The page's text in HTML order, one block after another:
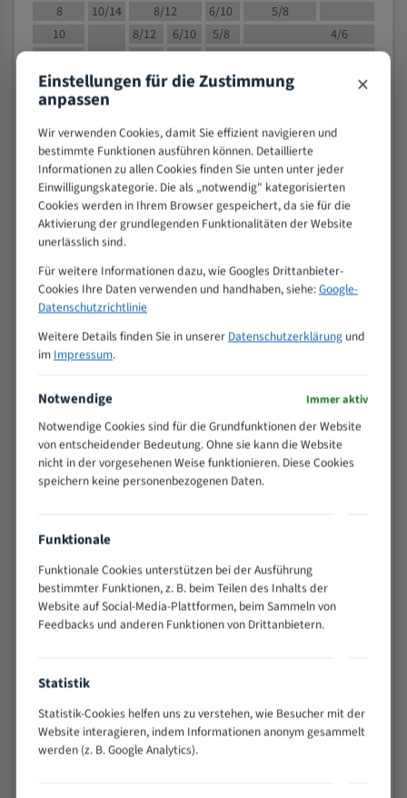
8
10/14 8/12 6/10 5/8
10
8/12 6/10 5/8
4/6
12
8/12 6/10
4/6
15
8/12 6/10
4/5
20
30
4/5
50
80
> 100
VOLLMATERIAL
M (mm)
Zoll (ZpZ))
>
25
10/14
15 - 40
8/12
25 - 50
50 - 120
80 - 180
3/4
130 -
350
2/3
200 -
> 500
0,75/1,25
Vorteile:
Widerstandsfähig gegen Zahnbruch auch bei
wechselnde Verbindungslängen)
Sehr geringe Vibration
Einstellungen für die Zustimmung
anpassen ×
Wir verwenden Cookies, damit Sie effizient navigieren und
bestimmte Funktionen ausführen können. Detaillierte
Informationen zu allen Cookies finden Sie unten unter jeder
Einwilligungskategorie. Die als „notwendig" kategorisierten
Cookies werden in Ihrem Browser gespeichert, da sie für die
Aktivierung der grundlegenden Funktionalitäten der Website
unerlässlich sind.
Für weitere Informationen dazu, wie Googles Drittanbieter-
Cookies Ihre Daten verwenden und handhaben, siehe:Google-
Datenschutzrichtlinie
Weitere Details finden Sie in unserer Datenschutzerklärungund
im Impressum.
Notwendige Immer aktiv
Notwendige Cookies sind für die Grundfunktionen der Website
von entscheidender Bedeutung. Ohne sie kann die Website
nicht in der vorgesehenen Weise funktionieren. Diese Cookies
speichern keine personenbezogenen Daten.
Funktionale
Funktionale Cookies unterstützen bei der Ausführung
bestimmter Funktionen, z. B. beim Teilen des Inhalts der
Website auf Social-Media-Plattformen, beim Sammeln von
Feedbacks und anderen Funktionen von Drittanbietern.
Statistik
Statistik-Cookies helfen uns zu verstehen, wie Besucher mit der
Website interagieren, indem Informationen anonym gesammelt
werden (z. B. Google Analytics).